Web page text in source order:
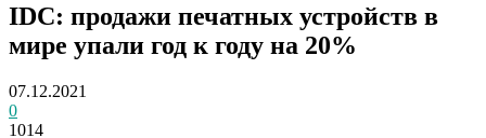
IDC: продажи печатных устройств в
мире упали год к году на 20%
07.12.2021
0
1014